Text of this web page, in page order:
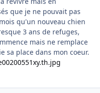
que je ne pouvait pas
qu'un nouveau chien
3 ans de refuges,
mais ne remplace
sa place dans mon coeur.